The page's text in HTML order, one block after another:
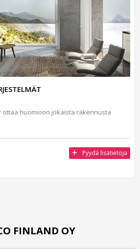
huomioon jokaista rakennusta
Pyydä lisätietoja
FINLAND OY